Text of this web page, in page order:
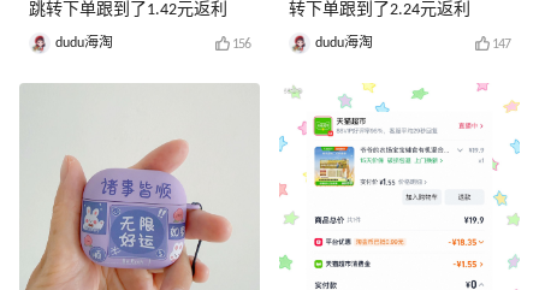
跳转下单跟到了1.42元返利
dudu海淘 156
转下单跟到了2.24元返利
dudu海淘 147